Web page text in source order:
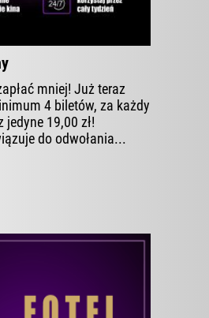
mniej! Już teraz
4 biletów, za każdy
jedyne 19,00 zł!
do odwołania...